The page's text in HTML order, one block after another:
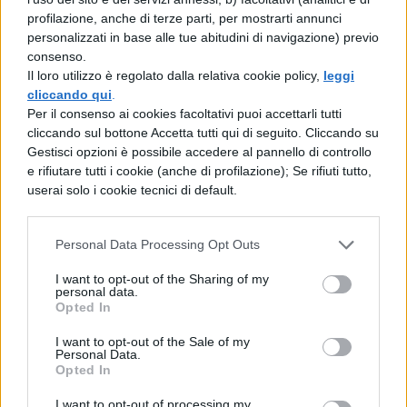
profilazione, anche di terze parti, per mostrarti annunci
personalizzati in base alle tue abitudini di navigazione) previo
consenso.
Il loro utilizzo è regolato dalla relativa cookie policy, leggi
cliccando qui
Per il consenso ai cookies facoltativi puoi accettarli tutti
cliccando sul bottone Accetta tutti qui di seguito. Cliccando su
Gestisci opzioni è possibile accedere al pannello di controllo
e rifiutare tutti i cookie (anche di profilazione); Se rifiuti tutto,
userai solo i cookie tecnici di default.
Personal Data Processing Opt Outs
I want to opt-out of the Sharing of my
personal data.
Opted In
I want to opt-out of the Sale of my
Personal Data.
Opted In
I want to opt-out of processing my
possesso di uno dei seguenti requisiti:
laureadi accesso alla classe di
concorso;
oppure diplomaper ITP;
oppure iltitolo di specializzazione
(anche con riserva in attesa di
riconoscimento) per i posti di
sostegno.
Come ogni concorso anche il concorso